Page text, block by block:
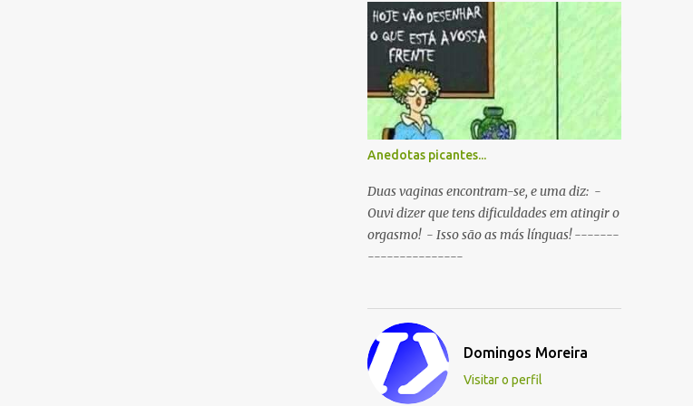
boca ao mesmo tempo. P: O que é que
resulta do cruzamento entre um
Sportinguista e um porco? R: Presunto
rançoso. P: Porque é que o Sporting vai
passar a ser patrocinado pela BP R: Porque a
BP dá...
Anedotas picantes...
Duas vaginas encontram-se, e uma diz: -
Ouvi dizer que tens dificuldades em atingir o
orgasmo! - Isso são as más línguas! -------
---------------
Domingos Moreira
Visitar o perfil